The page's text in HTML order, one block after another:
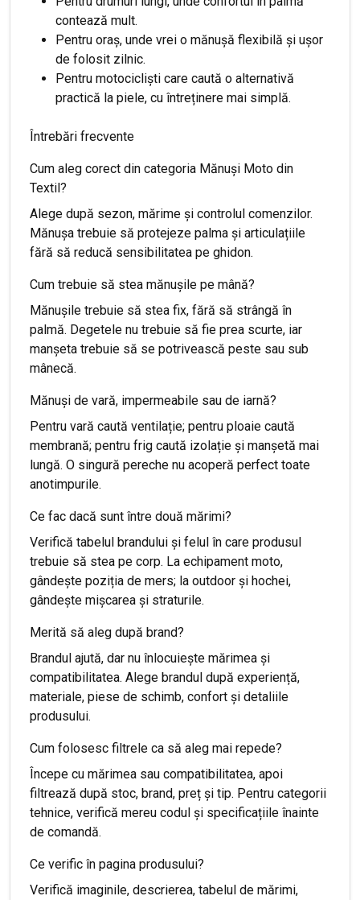
contează mult.
Pentru oraș, unde vrei o mănușă flexibilă și ușor
de folosit zilnic.
Pentru motocicliști care caută o alternativă
practică la piele, cu întreținere mai simplă.
Întrebări frecvente
Cum aleg corect din categoria Mănuși Moto din
Textil?
Alege după sezon, mărime și controlul comenzilor.
Mănușa trebuie să protejeze palma și articulațiile
fără să reducă sensibilitatea pe ghidon.
Cum trebuie să stea mănușile pe mână?
Mănușile trebuie să stea fix, fără să strângă în
palmă. Degetele nu trebuie să fie prea scurte, iar
manșeta trebuie să se potrivească peste sau sub
mânecă.
Mănuși de vară, impermeabile sau de iarnă?
Pentru vară caută ventilație; pentru ploaie caută
membrană; pentru frig caută izolație și manșetă mai
lungă. O singură pereche nu acoperă perfect toate
anotimpurile.
Ce fac dacă sunt între două mărimi?
Verifică tabelul brandului și felul în care produsul
trebuie să stea pe corp. La echipament moto,
gândește poziția de mers; la outdoor și hochei,
gândește mișcarea și straturile.
Merită să aleg după brand?
Brandul ajută, dar nu înlocuiește mărimea și
compatibilitatea. Alege brandul după experiență,
materiale, piese de schimb, confort și detaliile
produsului.
Cum folosesc filtrele ca să aleg mai repede?
Începe cu mărimea sau compatibilitatea, apoi
filtrează după stoc, brand, preț și tip. Pentru categorii
tehnice, verifică mereu codul și specificațiile înainte
de comandă.
Ce verific în pagina produsului?
Verifică imaginile, descrierea, tabelul de mărimi,